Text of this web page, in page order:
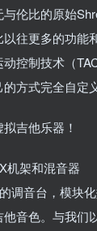
伦比的原始
往更多的功能
控制技术（
方式完全自定
吉他乐器！
机架和混音器
调音台，模块
音色。与我们